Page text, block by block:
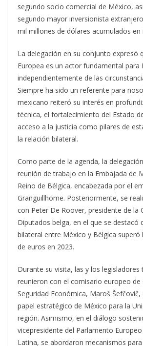
segundo socio comercial de México,
segundo mayor inversionista
mil millones de dólares acumulados en
La delegación en su conjunto expresó
Europea es un actor fundamental para
independientemente de las
Siempre ha sido un referente para
mexicano reiteró su interés en
técnica, el fortalecimiento del Estado
acceso a la justicia como pilares de
la relación bilateral.
Como parte de la agenda, la
reunión de trabajo en la Embajada de
Reino de Bélgica, encabezada por el
Granguillhome. Posteriormente, se
con Peter De Roover, presidente de la
Diputados belga, en el que se destacó
bilateral entre México y Bélgica superó
de euros en 2023.
Durante su visita, las y los legisladores
reunieron con el comisario europeo de
Seguridad Económica, Maroš
papel estratégico de México para la
región. Asimismo, en el diálogo
vicepresidente del Parlamento
Latina, se abordaron mecanismos